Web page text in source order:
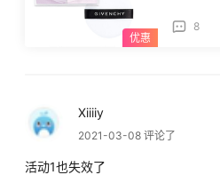
8
Xiiiiy
2021-03-08 评论了
活动1也失效了